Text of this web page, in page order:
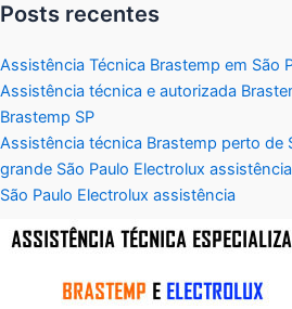
Posts recentes
Assistência Técnica Brastemp em São
Assistência técnica e autorizada
Brastemp SP
Assistência técnica Brastemp perto de
grande São Paulo Electrolux assistência
São Paulo Electrolux assistência